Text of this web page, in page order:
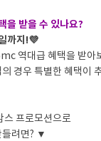
을 받을 수 있나요?
까지!💜
역대급 혜택을 받아
경우 특별한 혜택이
프로모션으로
들려면? ▼